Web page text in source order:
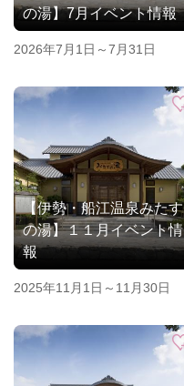
の湯】7月イベント情報
2026年7月1日～7月31日
【伊勢・船江温泉みたす
の湯】１１月イベント情
報
2025年11月1日～11月30日